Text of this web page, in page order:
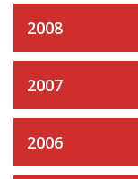
2008
2007
2006